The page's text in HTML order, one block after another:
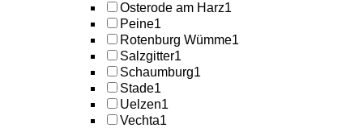
Osterode am Harz1
Peine1
Rotenburg Wümme1
Salzgitter1
Schaumburg1
Stade1
Uelzen1
Vechta1